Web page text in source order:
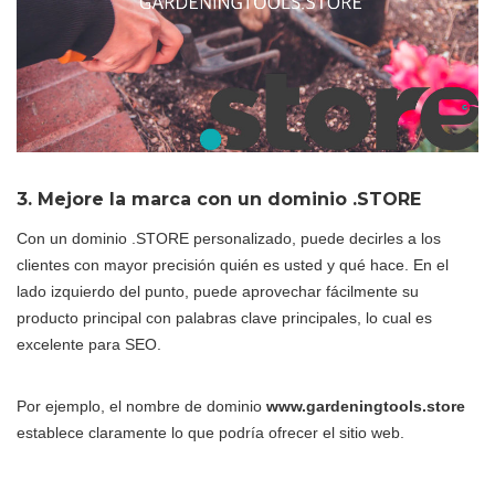
3. Mejore la marca con un dominio .STORE
Con un dominio .STORE personalizado, puede decirles a los
clientes con mayor precisión quién es usted y qué hace. En el
lado izquierdo del punto, puede aprovechar fácilmente su
producto principal con palabras clave principales, lo cual es
excelente para SEO.
Por ejemplo, el nombre de dominio www.gardeningtools.store
establece claramente lo que podría ofrecer el sitio web.